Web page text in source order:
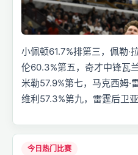
小佩顿61.7%排第三，佩勒·
伦60.3%第五，奇才中锋瓦
米勒57.9%第七，马克西姆·
维利57.3%第九，雷霆后卫亚
今日热门比赛